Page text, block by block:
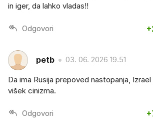
in iger, da lahko vladas!!
Odgovori
petb 03. 06. 2026 19.51
Da ima Rusija prepoved nastopanja,
višek cinizma.
Odgovori